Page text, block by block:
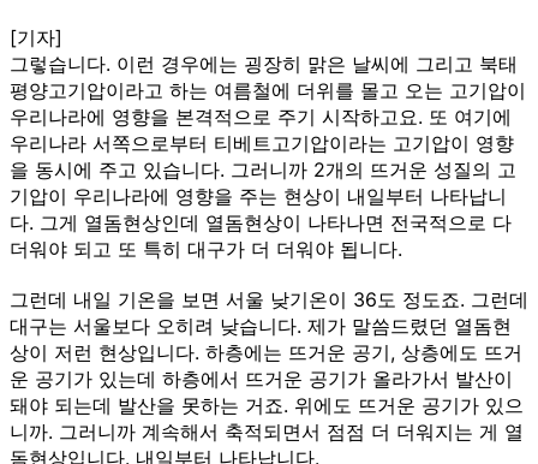
[기자]
그렇습니다. 이런 경우에는 굉장히 맑은 날씨에 그리고 북태
평양고기압이라고 하는 여름철에 더위를 몰고 오는 고기압이
우리나라에 영향을 본격적으로 주기 시작하고요. 또 여기에
우리나라 서쪽으로부터 티베트고기압이라는 고기압이 영향
을 동시에 주고 있습니다. 그러니까 2개의 뜨거운 성질의 고
기압이 우리나라에 영향을 주는 현상이 내일부터 나타납니
다. 그게 열돔현상인데 열돔현상이 나타나면 전국적으로 다
더워야 되고 또 특히 대구가 더 더워야 됩니다.
그런데 내일 기온을 보면 서울 낮기온이 36도 정도죠. 그런데
대구는 서울보다 오히려 낮습니다. 제가 말씀드렸던 열돔현
상이 저런 현상입니다. 하층에는 뜨거운 공기, 상층에도 뜨거
운 공기가 있는데 하층에서 뜨거운 공기가 올라가서 발산이
돼야 되는데 발산을 못하는 거죠. 위에도 뜨거운 공기가 있으
니까. 그러니까 계속해서 축적되면서 점점 더 더워지는 게 열
돔현상입니다. 내일부터 나타납니다.